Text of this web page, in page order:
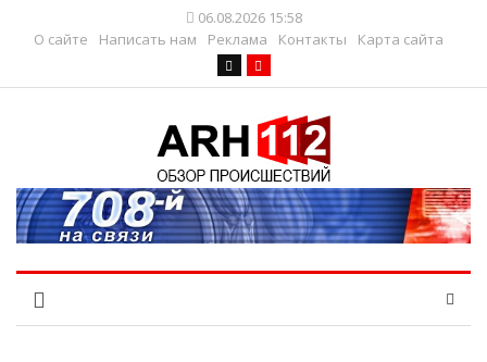
06.08.2026 15:58
О сайте
Написать нам Реклама Контакты Карта сайта